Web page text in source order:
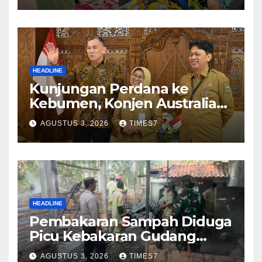
HEADLINE
Kunjungan Perdana ke
Kebumen, Konjen Australia
Jajaki Kerja Sama Pariwisata
hingga Pendidikan
AGUSTUS 3, 2026 TIMES7
HEADLINE
Pembakaran Sampah Diduga
Picu Kebakaran Gudang
Furniture di Kebumen
AGUSTUS 3, 2026 TIMES7